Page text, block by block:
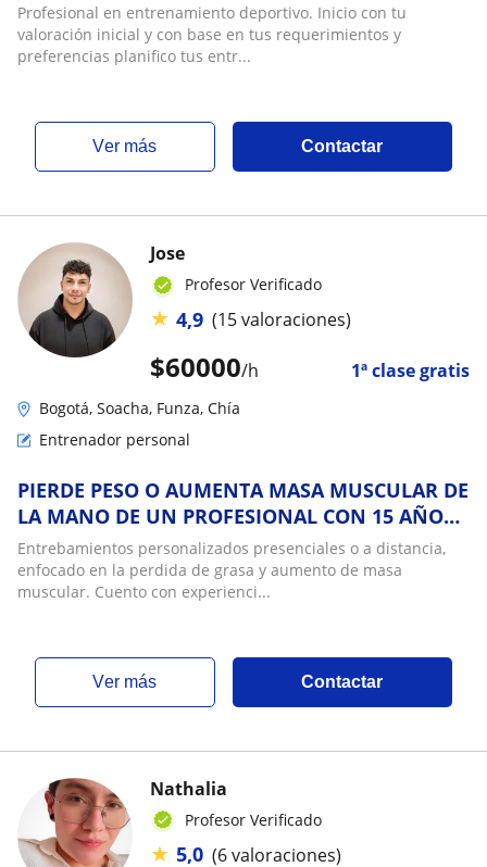
Profesional en entrenamiento deportivo. Inicio con tu
valoración inicial y con base en tus requerimientos y
preferencias planifico tus entr...
ver más Contactar
$60000/h 1ª clase gratis
Jose
Profesor Verificado
★ 4,9 (15 valoraciones)
Bogotá, Soacha, Funza, Chía
Entrenador personal
PIERDE PESO O AUMENTA MASA MUSCULAR DE
LA MANO DE UN PROFESIONAL CON 15 AÑOS
DE EXPERIENCIA INTERNACIONAL!
Entrebamientos personalizados presenciales o a distancia,
enfocado en la perdida de grasa y aumento de masa
muscular. Cuento con experienci...
ver más Contactar
Nathalia
Profesor Verificado
★ 5,0 (6 valoraciones)